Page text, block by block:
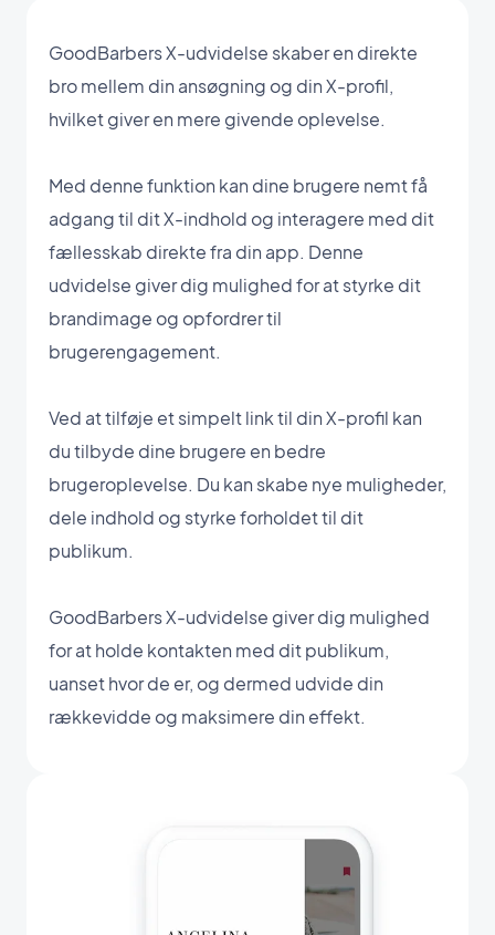
GoodBarbers X-udvidelse skaber en direkte
bro mellem din ansøgning og din X-profil,
hvilket giver en mere givende oplevelse.
Med denne funktion kan dine brugere nemt få
adgang til dit X-indhold og interagere med dit
fællesskab direkte fra din app. Denne
udvidelse giver dig mulighed for at styrke dit
brandimage og opfordrer til
brugerengagement.
Ved at tilføje et simpelt link til din X-profil kan
du tilbyde dine brugere en bedre
brugeroplevelse. Du kan skabe nye muligheder,
dele indhold og styrke forholdet til dit
publikum.
GoodBarbers X-udvidelse giver dig mulighed
for at holde kontakten med dit publikum,
uanset hvor de er, og dermed udvide din
rækkevidde og maksimere din effekt.